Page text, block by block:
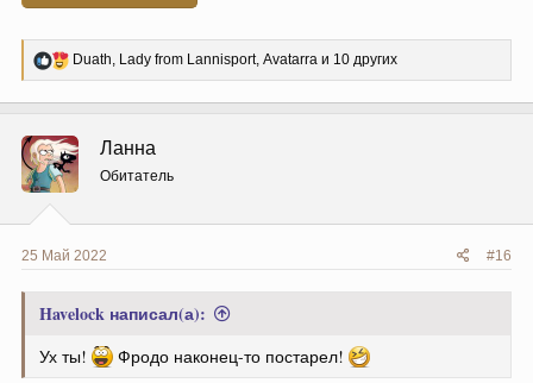
Р
е
ц
и
и
:
Duath, Lady from Lannisport, Avatarra и 10 других
Ланна
Обитатель
25 Май 2022 #16
Havelock написал(а):
Ух ты! Фродо наконец-то постарел!